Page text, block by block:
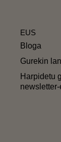
EUS
Bloga
Gurekin
Harpidetu
newsletter-